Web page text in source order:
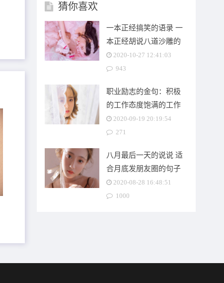
猜你喜欢
一本正经搞笑的语录 一
本正经胡说八道沙雕的
句子
2020-10-27 12:41:03
943
职业励志的金句：积极
的工作态度饱满的工作
热情
2020-09-19 20:19:54
271
八月最后一天的说说 适
合月底发朋友圈的句子
2020-08-28 16:48:51
1000